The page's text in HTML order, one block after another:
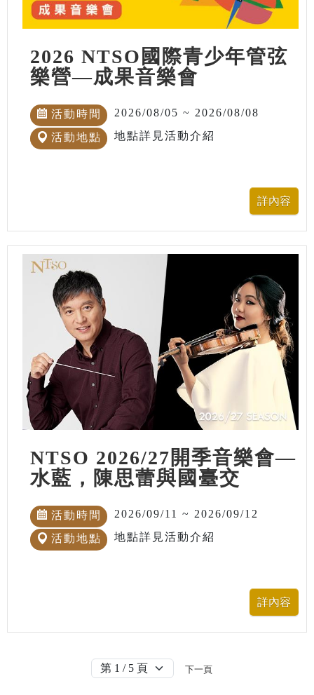
2026 NTSO國際青少年管弦
樂營—成果音樂會
活動時間 2026/08/05 ~ 2026/08/08
活動地點 地點詳見活動介紹
NTSO 2026/27開季音樂會—
水藍，陳思蕾與國臺交
活動時間 2026/09/11 ~ 2026/09/12
活動地點 地點詳見活動介紹
下一頁